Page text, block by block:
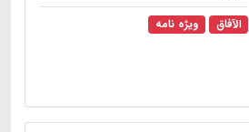
الآفاق ویژه نامه